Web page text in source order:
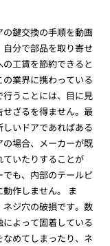
鍵交換の手順を動画
分で部品を取り寄せ
工賃を節約できると
業界に携わっている
うことには、目に見
ざるを得ません。最
いドアであればある
場合、メーカーが既
いたりすることが
も、内部のテールピ
作しません。 ま
ジ穴の破損です。数
よって固着している
めてしまったり、ネ